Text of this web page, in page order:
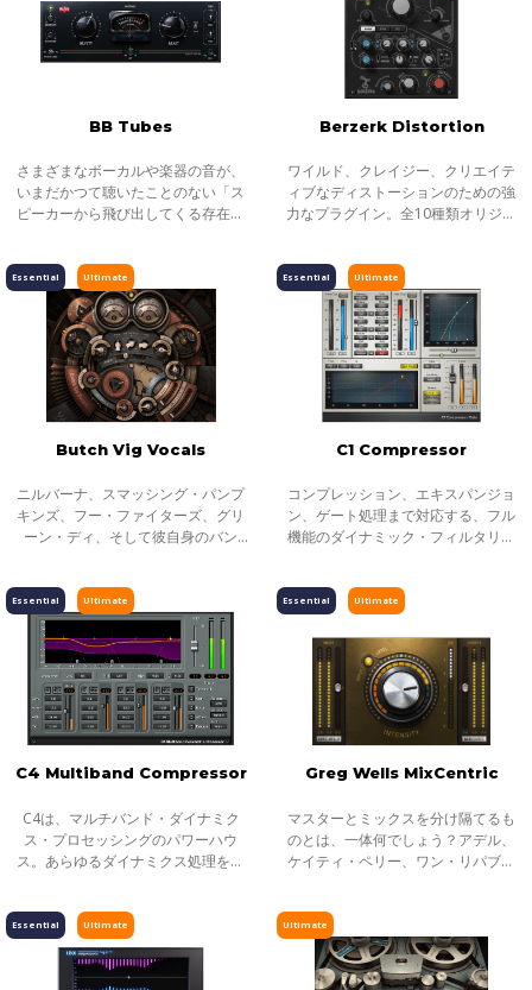
エフェクト
インストゥルメント
メーター
サラウンド
ヘッドフォンミキシング
ライブソリューション
チャンネルストリップ
ハーモニックエンハンサー
BB Tubes
さまざまなボーカルや楽器の音が、
いまだかつて聴いたことのない「ス
ピーカーから飛び出してくる存在感
グの倍音まで、BB Tubes はあなたの
ミック
Berzerk Distortion
ワイルド、クレイジー、クリエイテ
ィブなディストーションのための強
力なプラグイン。全10種類オリジナ
イナミクス、サイドチェイン、M/Sプ
ロセッ
Ultimate
Essential
Butch Vig Vocals
ニルバーナ、スマッシング・パンプ
キンズ、フー・ファイターズ、グリ
ーン・ディ、そして彼自身のバン
プロデュースしてきたButch Vigは、
ロックの
Ultimate
Essential
C1 Compressor
コンプレッション、エキスパンジョ
ン、ゲート処理まで対応する、フル
機能のダイナミック・フィルタリン
Ultimate
Essential
C4 Multiband Compressor
C4は、マルチバンド・ダイナミク
ス・プロセッシングのパワーハウ
ス。あらゆるダイナミクス処理をマ
プに加え、ダイナミックEQとスタン
ダードなEQ
Ultimate
Essential
Greg Wells MixCentric
マスターとミックスを分け隔てるも
のとは、一体何でしょう？アデル、
ケイティ・ペリー、ワン・リパブリ
万もの楽曲売上数を持つグラミー賞
ノミネート
Ultimate
Essential Ultimate